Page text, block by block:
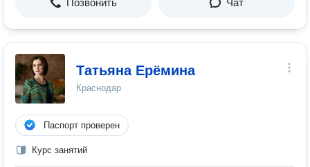
Позвонить Чат
Татьяна Ерёмина
Краснодар
Паспорт проверен
Курс занятий